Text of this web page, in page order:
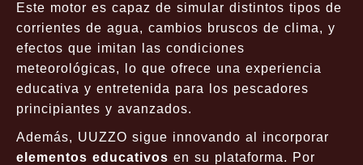
Este motor es capaz de simular distintos tipos de
corrientes de agua, cambios bruscos de clima, y
efectos que imitan las condiciones
meteorológicas, lo que ofrece una experiencia
educativa y entretenida para los pescadores
principiantes y avanzados.
Además, UUZZO sigue innovando al incorporar
elementos educativos en su plataforma. Por